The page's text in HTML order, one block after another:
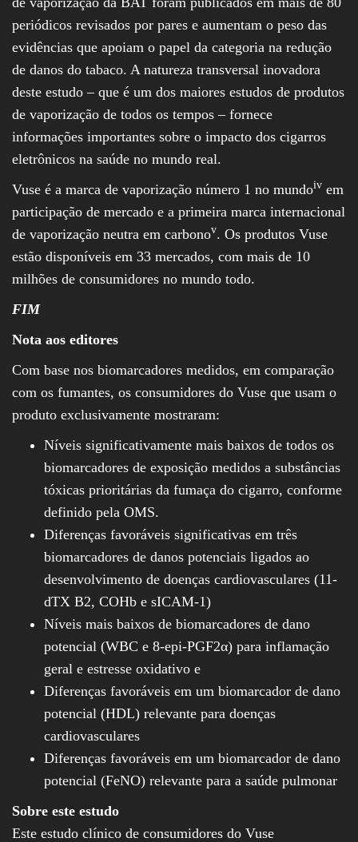
periódicos revisados por pares e aumentam o peso das
evidências que apoiam o papel da categoria na redução
de danos do tabaco. A natureza transversal inovadora
deste estudo – que é um dos maiores estudos de produtos
de vaporização de todos os tempos – fornece
informações importantes sobre o impacto dos cigarros
eletrônicos na saúde no mundo real.
Vuse é a marca de vaporização número 1 no mundoiv em
participação de mercado e a primeira marca internacional
de vaporização neutra em carbonov. Os produtos Vuse
estão disponíveis em 33 mercados, com mais de 10
milhões de consumidores no mundo todo.
FIM
Nota aos editores
Com base nos biomarcadores medidos, em comparação
com os fumantes, os consumidores do Vuse que usam o
produto exclusivamente mostraram:
Níveis significativamente mais baixos de todos os
biomarcadores de exposição medidos a substâncias
tóxicas prioritárias da fumaça do cigarro, conforme
definido pela OMS.
Diferenças favoráveis significativas em três
biomarcadores de danos potenciais ligados ao
desenvolvimento de doenças cardiovasculares (11-
dTX B2, COHb e sICAM-1)
Níveis mais baixos de biomarcadores de dano
potencial (WBC e 8-epi-PGF2α) para inflamação
geral e estresse oxidativo e
Diferenças favoráveis em um biomarcador de dano
potencial (HDL) relevante para doenças
cardiovasculares
Diferenças favoráveis em um biomarcador de dano
potencial (FeNO) relevante para a saúde pulmonar
Sobre este estudo
Este estudo clínico de consumidores do Vuse